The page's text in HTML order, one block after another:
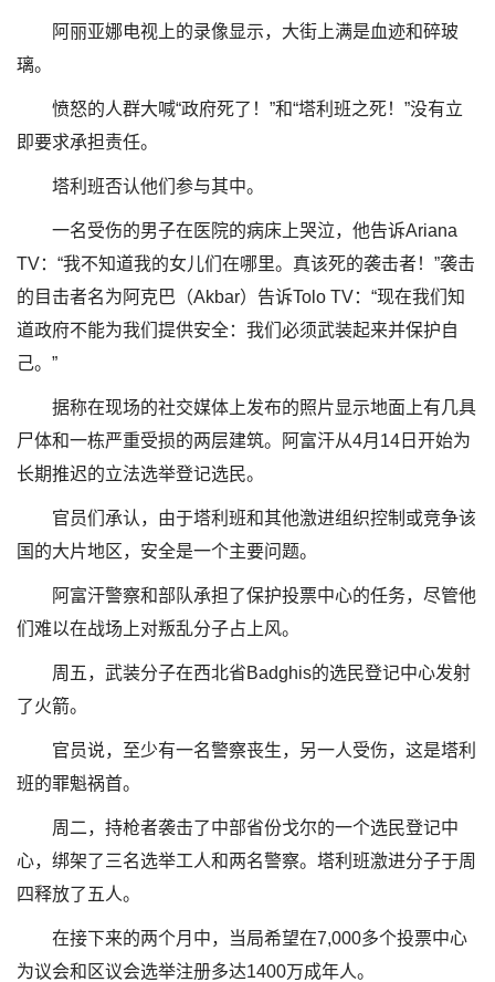
阿丽亚娜电视上的录像显示，大街上满是血迹和碎玻
璃。
愤怒的人群大喊“政府死了！”和“塔利班之死！”没有立
即要求承担责任。
塔利班否认他们参与其中。
一名受伤的男子在医院的病床上哭泣，他告诉Ariana
TV：“我不知道我的女儿们在哪里。真该死的袭击者！”袭击
的目击者名为阿克巴（Akbar）告诉Tolo TV：“现在我们知
道政府不能为我们提供安全：我们必须武装起来并保护自
己。”
据称在现场的社交媒体上发布的照片​​显示地面上有几具
尸体和一栋严重受损的两层建筑。阿富汗从4月14日开始为
长期推迟的立法选举登记选民。
官员们承认，由于塔利班和其他激进组织控制或竞争该
国的大片地区，安全是一个主要问题。
阿富汗警察和部队承担了保护投票中心的任务，尽管他
们难以在战场上对叛乱分子占上风。
周五，武装分子在西北省Badghis的选民登记中心发射
了火箭。
官员说，至少有一名警察丧生，另一人受伤，这是塔利
班的罪魁祸首。
周二，持枪者袭击了中部省份戈尔的一个选民登记中
心，绑架了三名选举工人和两名警察。塔利班激进分子于周
四释放了五人。
在接下来的两个月中，当局希望在7,000多个投票中心
为议会和区议会选举注册多达1400万成年人。